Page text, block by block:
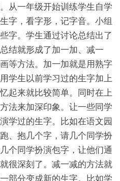
从一年级开始训练学生自学
字，看字形，记字音。小组
字。学生通过讨论总结出了
结就形成了加一加、减一
等方法。加一加就是用熟字
学生以前学习过的生字加上
起来就比较简单。同时在上
法来加深印象。让一些同学
学过的生字。比如在语文园
、抱几个字，请几个同学扮
个同学扮演包字，让他们通
很深刻了。减一减的方法就
部分变成新的生字。比如学